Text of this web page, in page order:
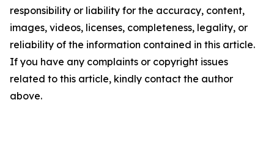
responsibility or liability for the accuracy, content,
images, videos, licenses, completeness, legality, or
reliability of the information contained in this article.
If you have any complaints or copyright issues
related to this article, kindly contact the author
above.